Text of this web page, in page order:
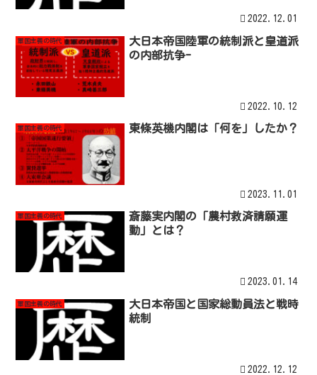
2022.12.01
軍国主義の時代
大日本帝国陸軍の統制派と皇道派
の内部抗争-
2022.10.12
軍国主義の時代 東條英機内閣は「何を」したか？
2023.11.01
軍国主義の時代
斎藤実内閣の「農村救済請願運
動」とは？
2023.01.14
軍国主義の時代
大日本帝国と国家総動員法と戦時
統制
2022.12.12